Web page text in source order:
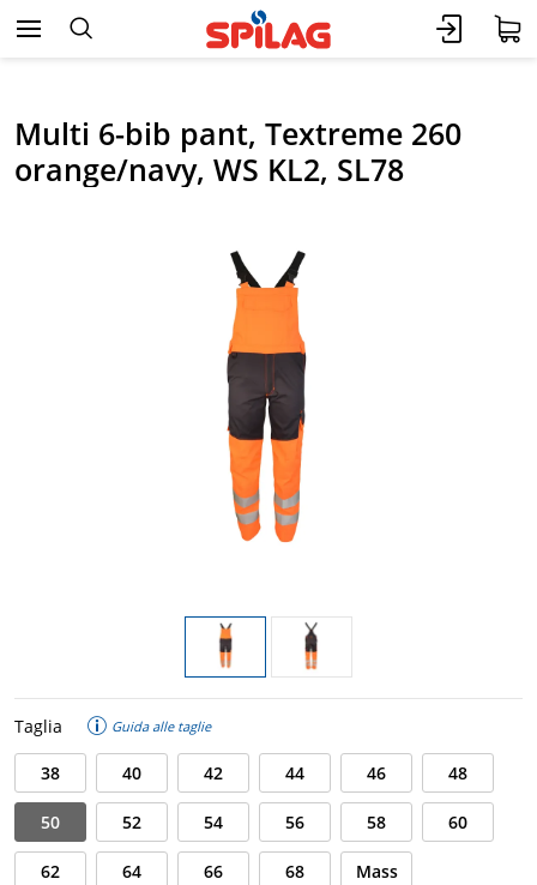
Multi 6-bib pant, Textreme 260
orange/navy, WS KL2, SL78
Taglia Guida alle taglie
38 40 42 44 46 48
50 52 54 56 58 60
62 64 66 68 Mass